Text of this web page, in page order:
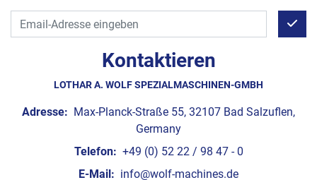
Kontaktieren
LOTHAR A. WOLF SPEZIALMASCHINEN-GMBH
Adresse: Max-Planck-Straße 55, 32107 Bad Salzuflen,
Germany
Telefon: +49 (0) 52 22 / 98 47 - 0
E-Mail: info@wolf-machines.de